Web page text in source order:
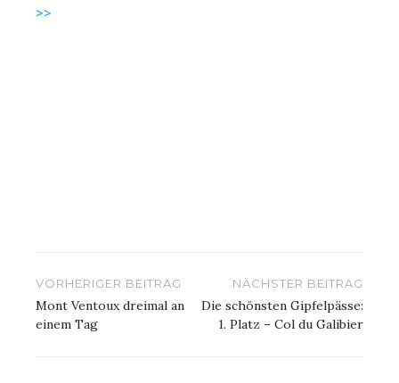
>>
Beitragsnavigation
VORHERIGER BEITRAG
Mont Ventoux dreimal an
einem Tag
NÄCHSTER BEITRAG
Die schönsten Gipfelpässe:
1. Platz – Col du Galibier